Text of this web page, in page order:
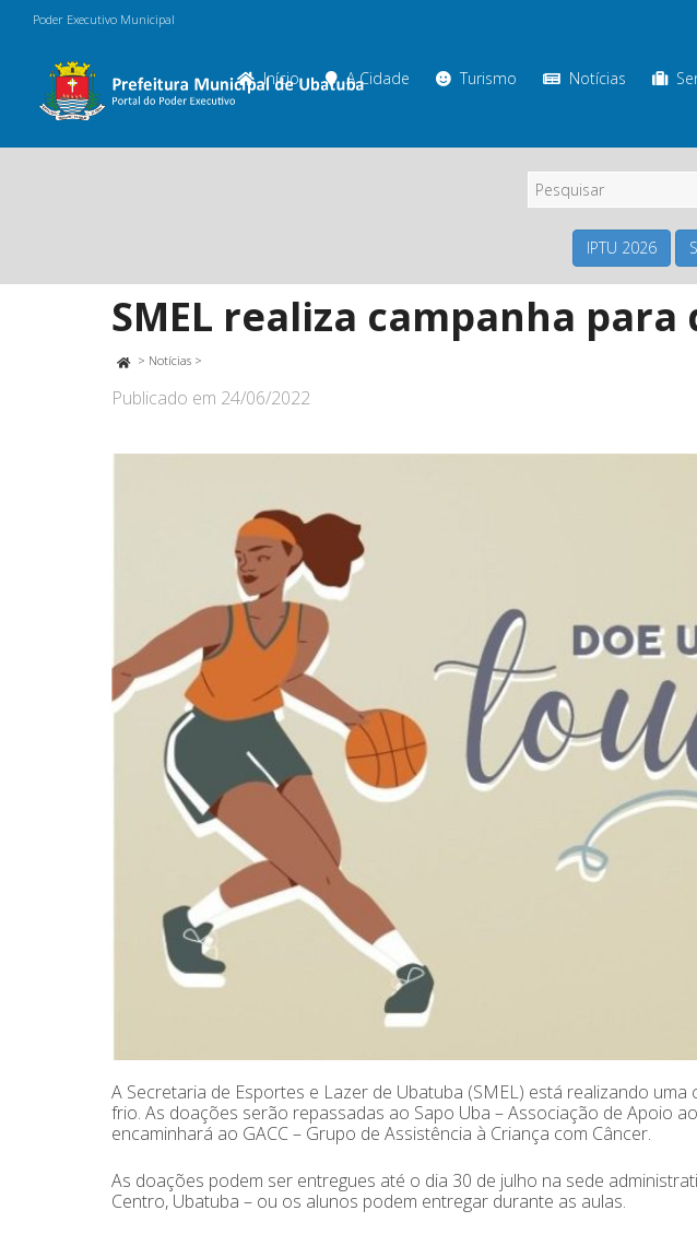
Poder Executivo Municipal
Início A Cidade Turismo Notícias
IPTU 2026
SMEL realiza campanha
> Notícias >
Publicado em 24/06/2022
A Secretaria de Esportes e Lazer de Ubatuba (SMEL) está realizando
frio. As doações serão repassadas ao Sapo Uba – Associação de Apoio
encaminhará ao GACC – Grupo de Assistência à Criança com Câncer.
As doações podem ser entregues até o dia 30 de julho na sede
Centro, Ubatuba – ou os alunos podem entregar durante as aulas.